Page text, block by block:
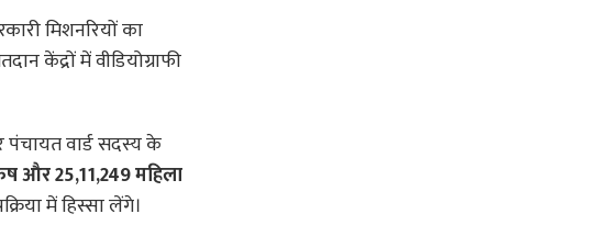
मिशनरियों का
केंद्रों में वीडियोग्राफी
पंचायत वार्ड सदस्य के
और 25,11,249 महिला
में हिस्सा लेंगे।